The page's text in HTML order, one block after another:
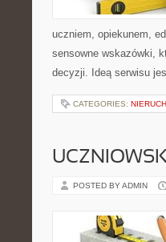
uczniem, opiekunem,
sensowne wskazówki,
decyzji. Ideą serwisu
CATEGORIES:
POSTED BY ADMIN